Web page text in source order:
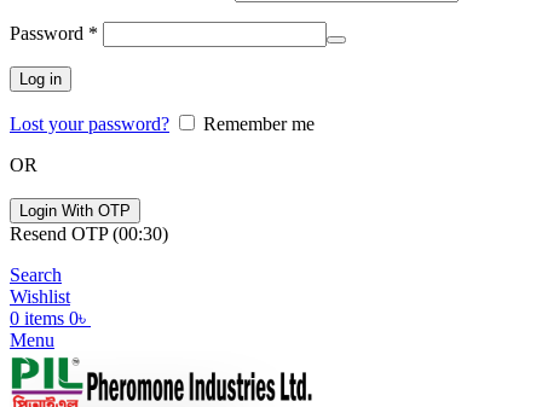
Password *
Log in
Lost your password?
Remember me
OR
Login With OTP
Resend OTP(00:30)
Search
Wishlist
0 items 0৳
Menu